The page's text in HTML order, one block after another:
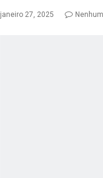
janeiro 27, 2025